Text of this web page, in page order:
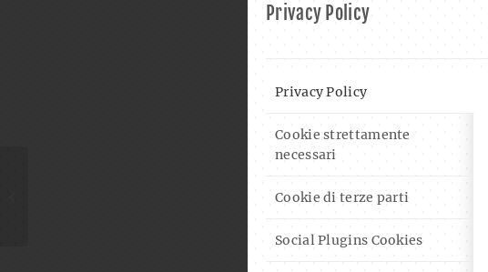
Privacy Policy
Privacy Policy
Cookie strettamente
necessari
Cookie di terze parti
Social Plugins Cookies